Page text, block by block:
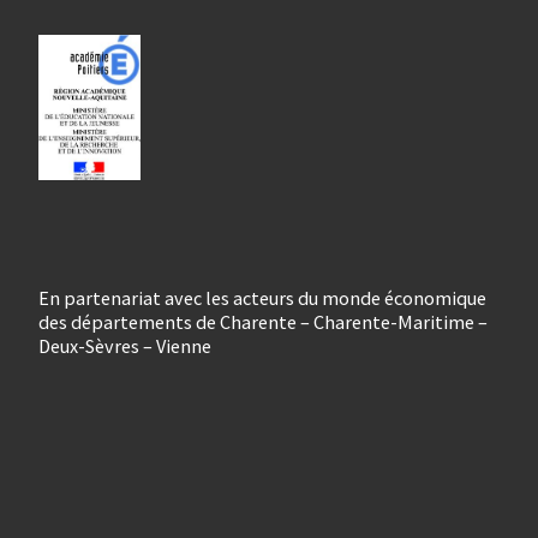
En partenariat avec les acteurs du monde économique
des départements de Charente – Charente-Maritime –
Deux-Sèvres – Vienne